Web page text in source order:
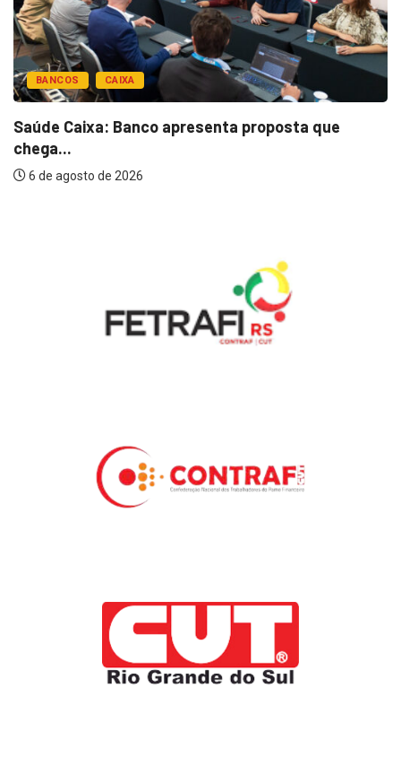
BANCOS CAIXA
Saúde Caixa: Banco apresenta proposta que
chega...
6 de agosto de 2026